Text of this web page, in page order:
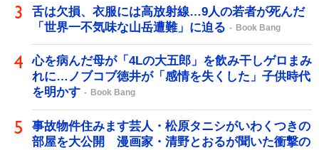
舌は欠損、衣服には高放射線…9人の若者が死んだ
「世界一不気味な山岳遭難」に迫る
Book Bang
心を病んだ母が「4Lの大五郎」を飲み干しゲロまみ
れに…ノブコブ徳井が「感情を失くした」子供時代
を明かす
Book Bang
事故物件住みます芸人・松原タニシがいわくつきの
部屋を大公開 漫画家・清野とおるが聞いた衝撃の